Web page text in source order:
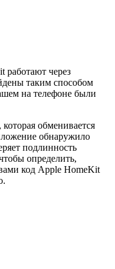
работают через
таким способом
на телефоне были
обменивается
обнаружило
подлинность
определить,
код Apple HomeKit